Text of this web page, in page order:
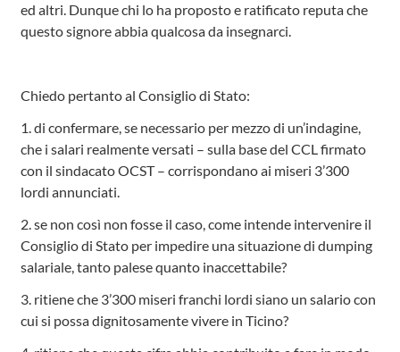
ed altri. Dunque chi lo ha proposto e ratificato reputa che
questo signore abbia qualcosa da insegnarci.
Chiedo pertanto al Consiglio di Stato:
1. di confermare, se necessario per mezzo di un’indagine,
che i salari realmente versati – sulla base del CCL firmato
con il sindacato OCST – corrispondano ai miseri 3’300
lordi annunciati.
2. se non così non fosse il caso, come intende intervenire il
Consiglio di Stato per impedire una situazione di dumping
salariale, tanto palese quanto inaccettabile?
3. ritiene che 3’300 miseri franchi lordi siano un salario con
cui si possa dignitosamente vivere in Ticino?